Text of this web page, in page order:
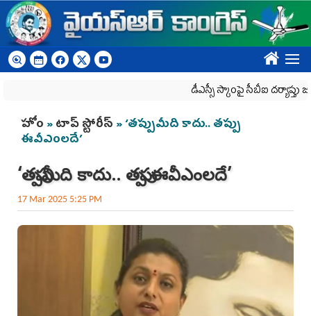
Skip to main content
????
డీఎస్సీ స్కాంపై సీబీఐ దర్యాప్తు
You are here
హోం »టాప్ స్టోరీస్ » ‘తప్పుమీది కాదు.. తప్పు
ఈవీఎంలదే’
‘తప్పుమీది కాదు.. తప్పు ఈవీఎంలదే’
17 Mar 2025 5:25 PM